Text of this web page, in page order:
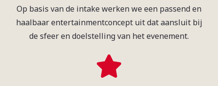
Op basis van de intake werken we een passend en
haalbaar entertainmentconcept uit dat aansluit bij
de sfeer en doelstelling van het evenement.